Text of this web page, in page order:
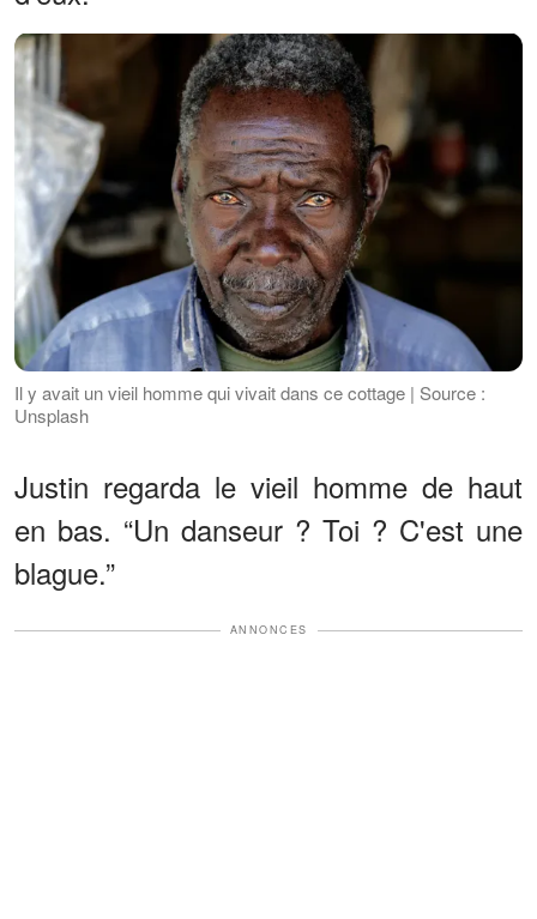
Il y avait un vieil homme qui vivait dans ce cottage | Source :
Unsplash
Justin regarda le vieil homme de haut
en bas. “Un danseur ? Toi ? C'est une
blague.”
ANNONCES